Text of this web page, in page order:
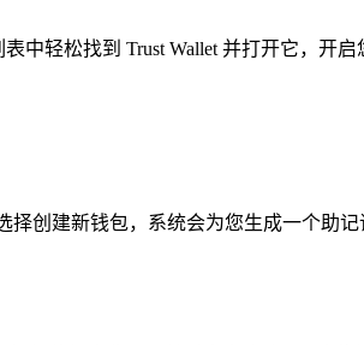
轻松找到 Trust Wallet 并打开它，开启
创建新钱包，系统会为您生成一个助记